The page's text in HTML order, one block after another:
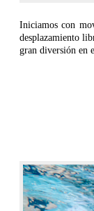
Iniciamos con
desplazamiento
gran diversión en